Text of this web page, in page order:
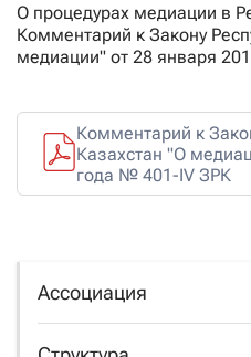
Ассоциация
О процедурах медиации в
Комментарий к Закону
медиации" от 28 января
Комментарий к
Казахстан "О
года № 401-IV ЗРК